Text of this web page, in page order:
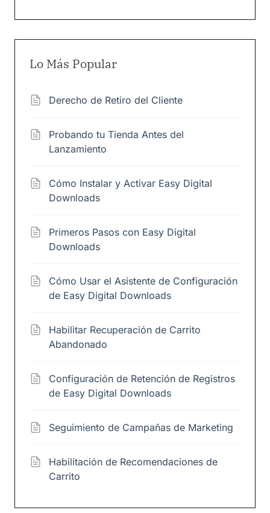
Lo Más Popular
Derecho de Retiro del Cliente
Probando tu Tienda Antes del
Lanzamiento
Cómo Instalar y Activar Easy Digital
Downloads
Primeros Pasos con Easy Digital
Downloads
Cómo Usar el Asistente de Configuración
de Easy Digital Downloads
Habilitar Recuperación de Carrito
Abandonado
Configuración de Retención de Registros
de Easy Digital Downloads
Seguimiento de Campañas de Marketing
Habilitación de Recomendaciones de
Carrito